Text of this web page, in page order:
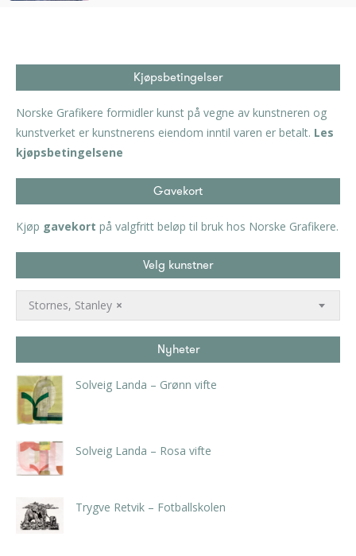
Kjøpsbetingelser
Norske Grafikere formidler kunst på vegne av kunstneren og
kunstverket er kunstnerens eiendom inntil varen er betalt. Les
kjøpsbetingelsene
Gavekort
Kjøp gavekort på valgfritt beløp til bruk hos Norske Grafikere.
Velg kunstner
×
Stornes, Stanley
Nyheter
Solveig Landa – Grønn vifte
Solveig Landa – Rosa vifte
Trygve Retvik – Fotballskolen